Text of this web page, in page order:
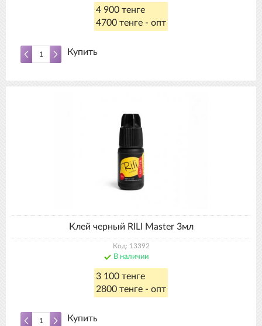
4 900 тенге
4700 тенге - опт
Клей черный RILI Master 3мл
Код: 13392
В наличии
3 100 тенге
2800 тенге - опт